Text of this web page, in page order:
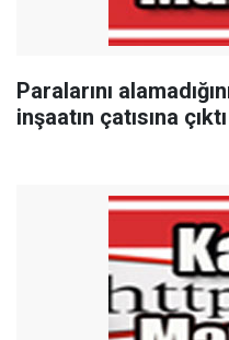
Paralarını
inşaatın çatısına çıktı